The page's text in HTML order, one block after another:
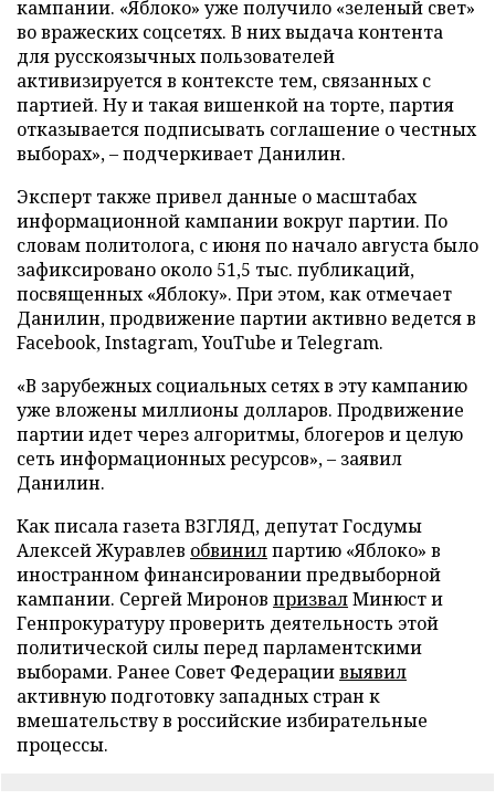
кампании. «Яблоко» уже получило «зеленый свет»
во вражеских соцсетях. В них выдача контента
для русскоязычных пользователей
активизируется в контексте тем, связанных с
партией. Ну и такая вишенкой на торте, партия
отказывается подписывать соглашение о честных
выборах», – подчеркивает Данилин.
Эксперт также привел данные о масштабах
информационной кампании вокруг партии. По
словам политолога, с июня по начало августа было
зафиксировано около 51,5 тыс. публикаций,
посвященных «Яблоку». При этом, как отмечает
Данилин, продвижение партии активно ведется в
Facebook, Instagram, YouTube и Telegram.
«В зарубежных социальных сетях в эту кампанию
уже вложены миллионы долларов. Продвижение
партии идет через алгоритмы, блогеров и целую
сеть информационных ресурсов», – заявил
Данилин.
Как писала газета ВЗГЛЯД, депутат Госдумы
Алексей Журавлев обвинилпартию «Яблоко» в
иностранном финансировании предвыборной
кампании. Сергей Миронов призвалМинюст и
Генпрокуратуру проверить деятельность этой
политической силы перед парламентскими
выборами. Ранее Совет Федерациивыявил
активную подготовку западных стран к
вмешательству в российские избирательные
процессы.